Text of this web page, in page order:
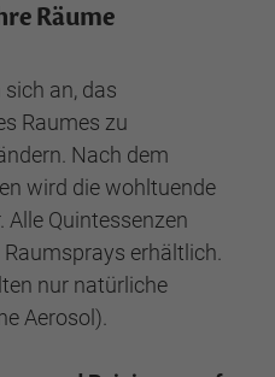
Räume
an, das
Raumes zu
Nach dem
wird die wohltuende
Quintessenzen
erhältlich.
nur natürliche
Aerosol).